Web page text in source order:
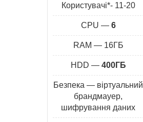
Користувачі*- 11-20
CPU — 6
RAM — 16ГБ
HDD — 400ГБ
Безпека — віртуальний
брандмауер,
шифрування даних